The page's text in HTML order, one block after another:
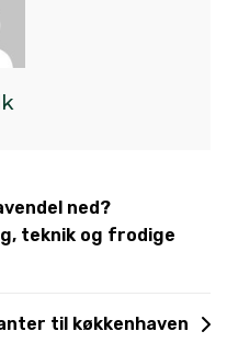
ned?
teknik og frodige
til køkkenhaven